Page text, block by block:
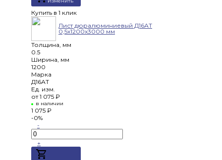
Купить в 1 клик
Лист дюралюминиевый Д16АТ
0,5х1200х3000 мм
Толщина, мм
0.5
Ширина, мм
1200
Марка
Д16АТ
Ед. изм.
от 1 075 ₽
в наличии
1 075 ₽
-0%
-
+